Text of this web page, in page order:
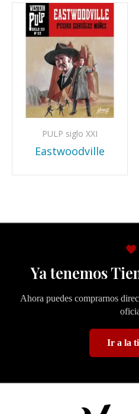
PULP siglo XXI
Eastwoodville
🖤
Ya tenemos
Ahora puedes comprarnos
Ir a la